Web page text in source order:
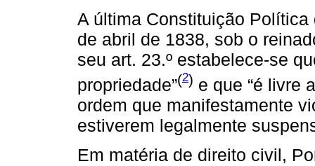
A última Constituição
de abril de 1838, sob o
seu art. 23.º estabelece-se
propriedade”(2) e que “é livre
ordem que manifestamente
estiverem legalmente
Em matéria de direito civil,